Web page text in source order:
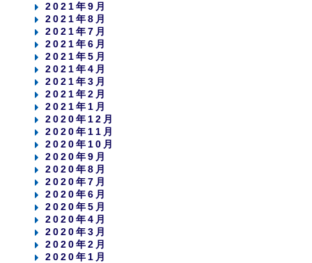
2021年9月
2021年8月
2021年7月
2021年6月
2021年5月
2021年4月
2021年3月
2021年2月
2021年1月
2020年12月
2020年11月
2020年10月
2020年9月
2020年8月
2020年7月
2020年6月
2020年5月
2020年4月
2020年3月
2020年2月
2020年1月